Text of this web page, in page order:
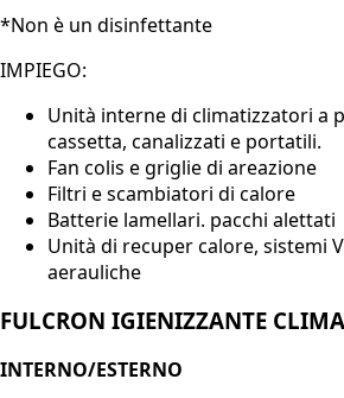
*Non è un disinfettante
IMPIEGO:
Unità interne di climatizzatori a
cassetta, canalizzati e portatili.
Fan colis e griglie di areazione
Filtri e scambiatori di calore
Batterie lamellari. pacchi alettati
Unità di recuper calore, sistemi
aerauliche
FULCRON IGIENIZZANTE
INTERNO/ESTERNO